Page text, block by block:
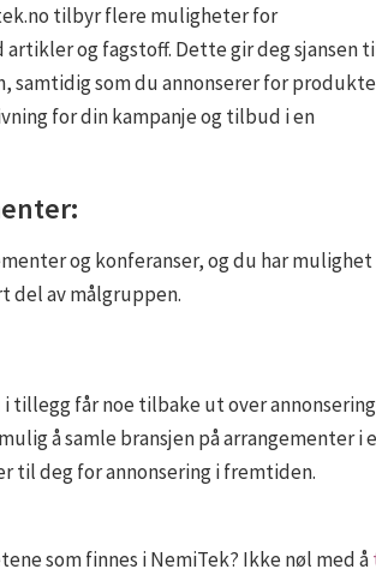
tilbyr flere muligheter for
og fagstoff. Dette gir deg sjansen
samtidig som du annonserer for
for din kampanje og tilbud i en
og konferanser, og du har
del av målgruppen.
tillegg får noe tilbake ut over
å samle bransjen på arrangementer
til deg for annonsering i fremtiden.
som finnes i NemiTek? Ikke nøl med å